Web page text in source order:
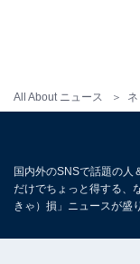
All About ニュース
国内外のSNSで話題の人
だけでちょっと得する、
きゃ）損」ニュースが盛